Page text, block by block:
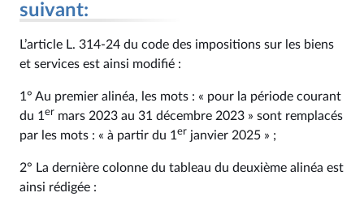
suivant:
L’article L. 314‑24 du code des impositions sur les biens
et services est ainsi modifié :
1° Au premier alinéa, les mots : « pour la période courant
du 1 er mars 2023 au 31 décembre 2023 » sont remplacés
par les mots : « à partir du 1 er janvier 2025 » ;
2° La dernière colonne du tableau du deuxième alinéa est
ainsi rédigée :